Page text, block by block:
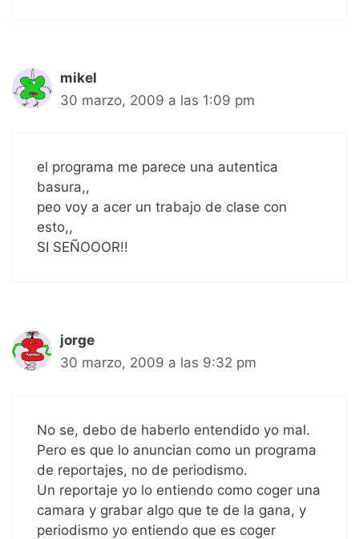
mikel
30 marzo, 2009 a las 1:09 pm
el programa me parece una autentica
basura,,
peo voy a acer un trabajo de clase con
esto,,
SI SEÑOOOR!!
jorge
30 marzo, 2009 a las 9:32 pm
No se, debo de haberlo entendido yo mal.
Pero es que lo anuncian como un programa
de reportajes, no de periodismo.
Un reportaje yo lo entiendo como coger una
camara y grabar algo que te de la gana, y
periodismo yo entiendo que es coger